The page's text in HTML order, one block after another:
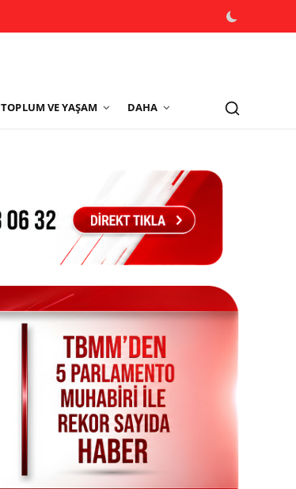
TOPLUM VE YAŞAM DAHA